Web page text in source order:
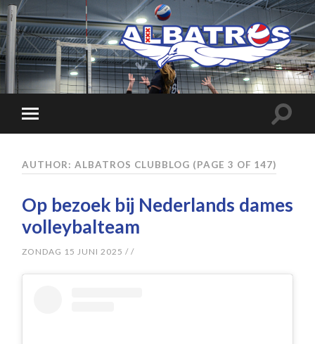
AUTHOR: ALBATROS CLUBBLOG (PAGE 3 OF 147)
Op bezoek bij Nederlands dames
volleybalteam
ZONDAG 15 JUNI 2025 //